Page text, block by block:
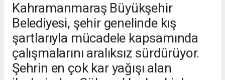
Kahramanmaraş Büyükşehir
Belediyesi, şehir genelinde kış
şartlarıyla mücadele kapsamında
çalışmalarını aralıksız sürdürüyor.
Şehrin en çok kar yağışı alan